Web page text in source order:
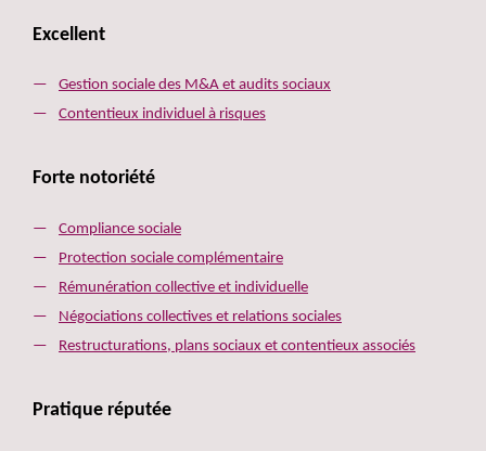
Excellent
Gestion sociale des M&A et audits sociaux
Contentieux individuel à risques
Forte notoriété
Compliance sociale
Protection sociale complémentaire
Rémunération collective et individuelle
Négociations collectives et relations sociales
Restructurations, plans sociaux et contentieux associés
Pratique réputée